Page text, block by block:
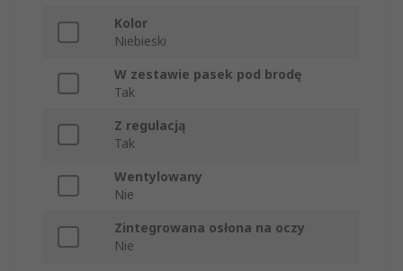
Kolor
Niebieski
W zestawie pasek pod brodę
Tak
Z regulacją
Tak
Wentylowany
Nie
Zintegrowana osłona na oczy
Nie